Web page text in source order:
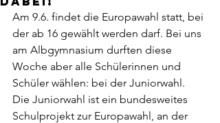
Am 9.6. findet die Europawahl statt, bei
der ab 16 gewählt werden darf. Bei uns
am Albgymnasium durften diese
Woche aber alle Schülerinnen und
Schüler wählen: bei der Juniorwahl.
Die Juniorwahl ist ein bundesweites
Schulprojekt zur Europawahl, an der